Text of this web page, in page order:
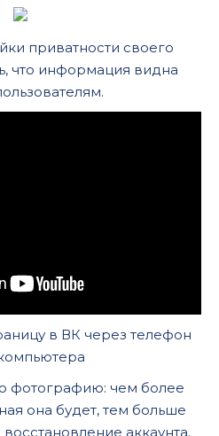
приватности своего
что информация видна
в ВК через телефон
фотографию: чем более
она будет, тем больше
аккаунта.